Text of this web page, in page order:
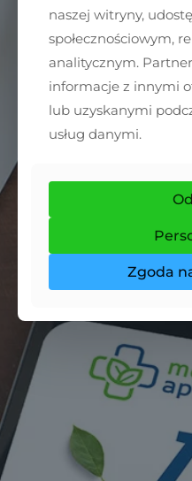
naszej witryny,
społecznościowym,
analitycznym.
informacje z innymi
lub uzyskanymi
usług danymi.
Zgoda